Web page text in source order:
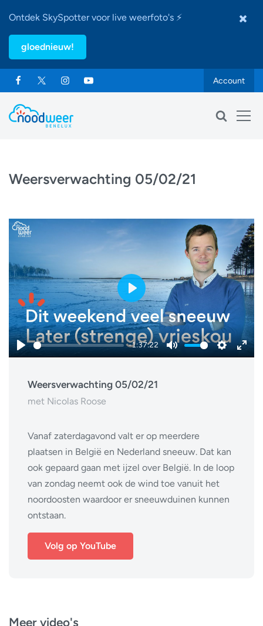
Ontdek SkySpotter voor live weerfoto's ⚡
gloednieuw!
Account
Weersverwachting 05/02/21
Play
-1:37:22
Mute Settings
Play
Weersverwachting 05/02/21
met Nicolas Roose
Vanaf zaterdagavond valt er op meerdere
plaatsen in België en Nederland sneeuw. Dat kan
ook gepaard gaan met ijzel over België. In de loop
van zondag neemt ook de wind toe vanuit het
noordoosten waardoor er sneeuwduinen kunnen
ontstaan.
Volg op YouTube
Meer video's